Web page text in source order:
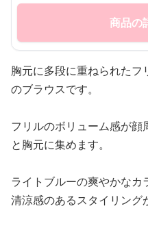
商品の
胸元に多段に重ねられた
のブラウスです。
フリルのボリューム感が
と胸元に集めます。
ライトブルーの爽やかなカ
清涼感のあるスタイリング